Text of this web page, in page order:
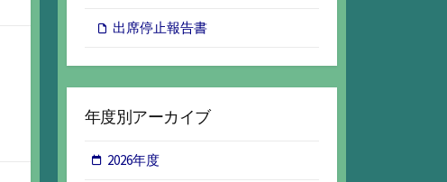
出席停止報告書
年度別アーカイブ
2026年度